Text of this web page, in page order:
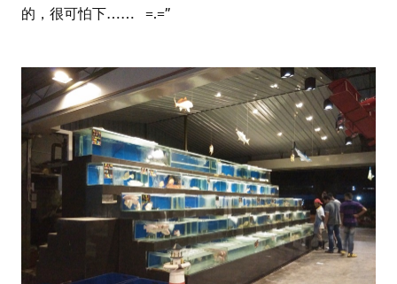
的，很可怕下…… =.=”